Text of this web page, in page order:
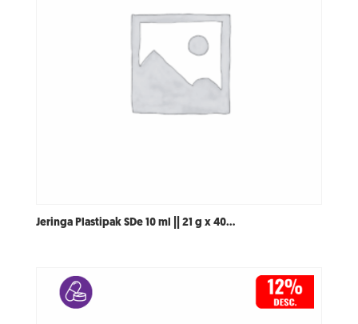
Jeringa Plastipak SDe 10 ml || 21 g x 40…